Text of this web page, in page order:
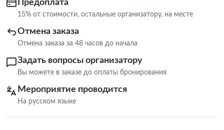
Предоплата
15% от стоимости, остальные организатору, на месте
Отмена заказа
Отмена заказа за 48 часов до начала
Задать вопросы организатору
Вы можете в заказе до оплаты бронирования
Мероприятие проводится
На русском языке